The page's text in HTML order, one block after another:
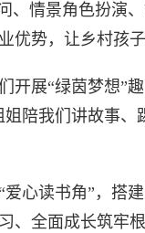
、情景角色扮演
优势，让乡村孩
开展“绿茵梦想”
陪我们讲故事
心读书角”，搭
、全面成长筑牢根